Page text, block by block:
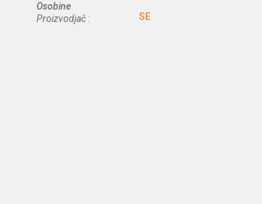
Osobine
Proizvodjač :
SE